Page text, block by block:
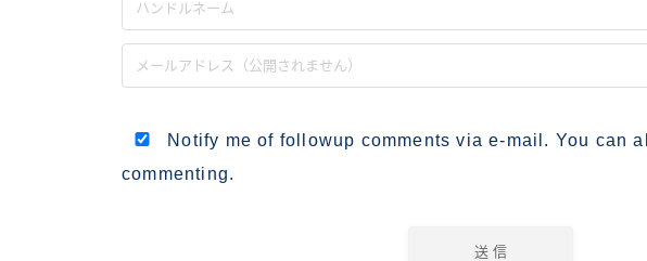
Notify me of followup comments via e-mail. You can
commenting.